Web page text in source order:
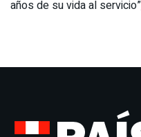
años de su vida al